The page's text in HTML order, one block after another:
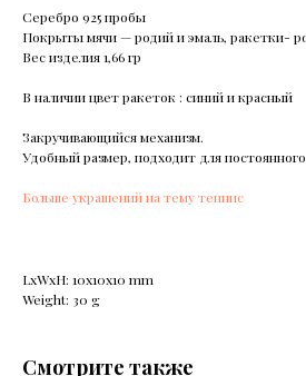
Серебро 925 пробы
Покрыты мячи — родий и эмаль, ракетки-
Вес изделия 1,66 гр
В наличии цвет ракеток : синий и красный
Закручивающийся механизм.
Удобный размер, подходит для
Больше украшений на тему теннис
LxWxH: 10x10x10 mm
Weight: 30 g
Смотрите также